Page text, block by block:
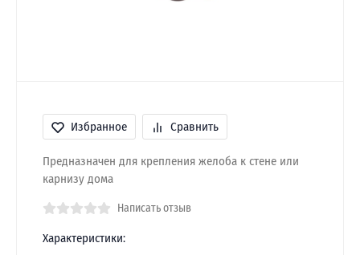
Избранное Сравнить
Предназначен для крепления желоба к стене или
карнизу дома
Написать отзыв
Характеристики: